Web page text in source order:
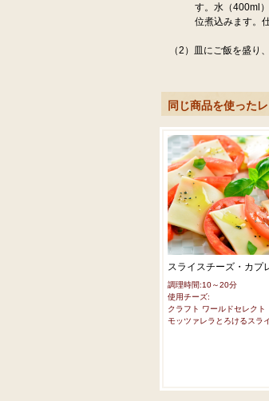
す。水（400ml
位煮込みます。
（2）皿にご飯を盛り
同じ商品を使った
スライスチーズ・カプ
調理時間:10～20分
使用チーズ:
クラフト ワールドセレクト
モッツァレラとろけるスラ